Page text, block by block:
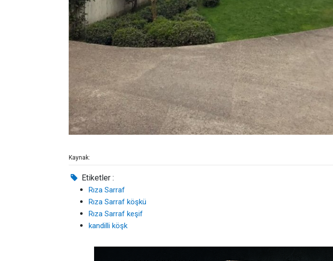
Kaynak:
Etiketler :
Rıza Sarraf
Rıza Sarraf köşkü
Rıza Sarraf keşif
kandilli köşk